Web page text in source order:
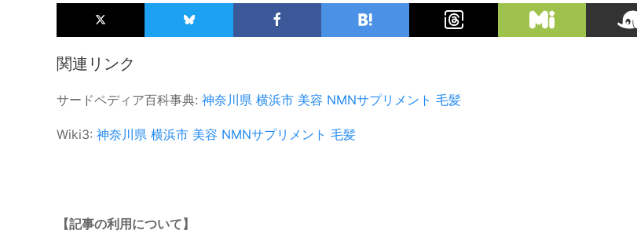
関連リンク
サードペディア百科事典: 神奈川県 横浜市 美容 NMNサプリメント 毛髪
Wiki3: 神奈川県 横浜市 美容 NMNサプリメント 毛髪
【記事の利用について】